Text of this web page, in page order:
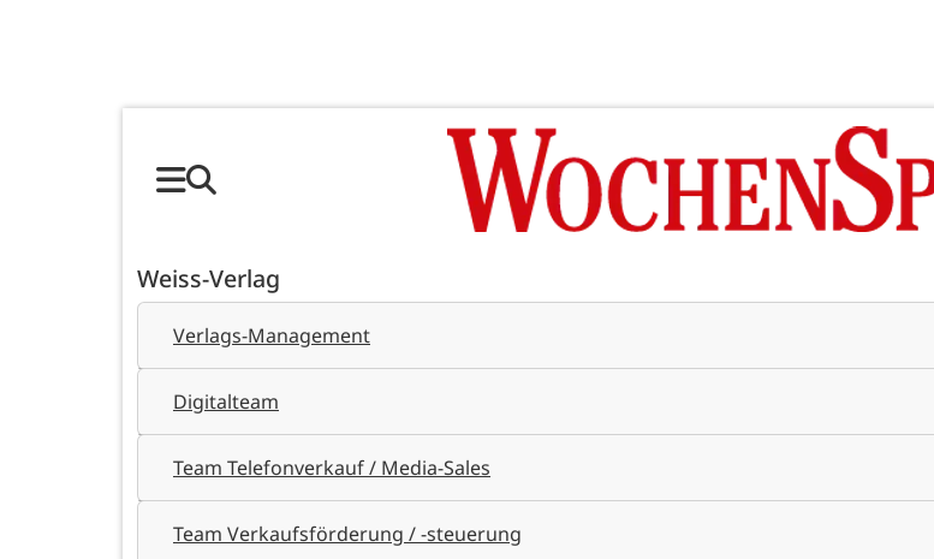
Weiss-Verlag
Verlags-Management
Digitalteam
Team Telefonverkauf / Media-Sales
Team Verkaufsförderung / -steuerung